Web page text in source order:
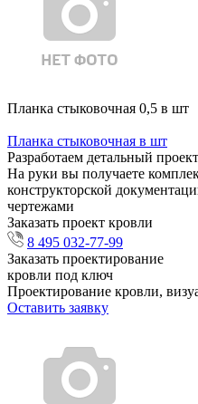
Планка стыковочная 0,5 в шт
Планка стыковочная в шт
Разработаем детальный проект
На руки вы получаете
конструкторской
чертежами
Заказать проект кровли
8 495 032-77-99
Заказать проектирование
кровли под ключ
Проектирование кровли,
Оставить заявку